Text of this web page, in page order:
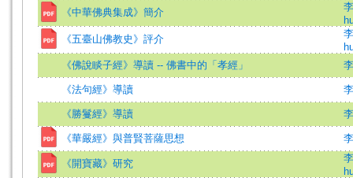
《中華佛典集成》簡介
《五臺山佛教史》評介
《佛說睒子經》導讀 -- 佛書中的「孝經」
《法句經》導讀
《勝鬘經》導讀
《華嚴經》與普賢菩薩思想
《開寶藏》研究